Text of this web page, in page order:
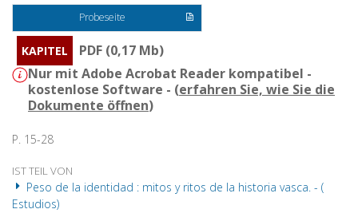
Probeseite
KAPITEL
PDF (0,17 Mb)
Nur mit Adobe Acrobat Reader kompatibel -
kostenlose Software - (erfahren Sie, wie Sie die
Dokumente öffnen)
P. 15-28
IST TEIL VON
Peso de la identidad : mitos y ritos de la historia vasca. - (
Estudios)